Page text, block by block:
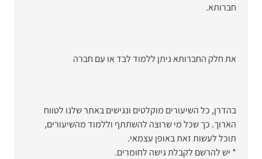
חברותא.
את חלק החברותא ניתן ללמוד לבד או עם חברה
בהדרן, כל השיעורים מוקלטים ונגישים באתר שלנו לטווח
הארוך. כך שכל מי שרוצה להשתתף וללמוד מהשיעורים,
תוכל לעשות זאת באופן עצמאי.
* יש להרשם לקבלת גישה לחומרים.